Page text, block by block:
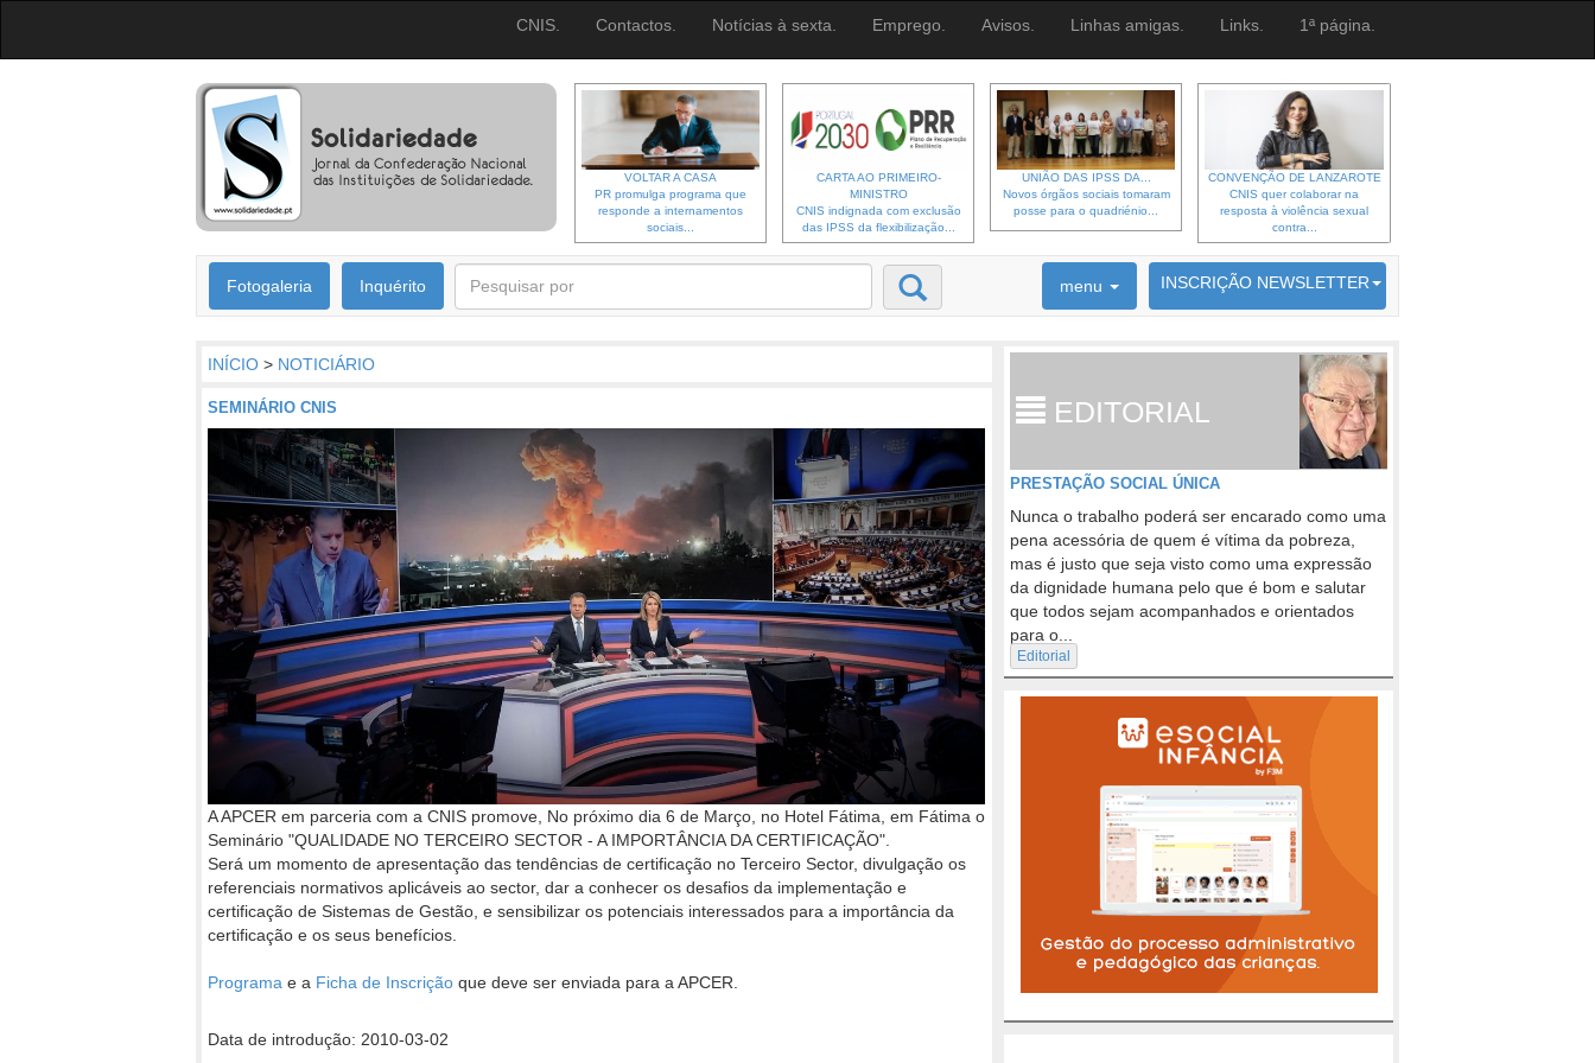
CNIS. Contactos. Notícias à sexta. Emprego. Avisos. Linhas amigas. Links. 1ª página.
VOLTAR A CASA
PR promulga programa que
responde a internamentos
sociais...
CARTA AO PRIMEIRO-
MINISTRO
CNIS indignada com exclusão
das IPSS da flexibilização...
UNIÃO DAS IPSS DA...
Novos órgãos sociais tomaram
posse para o quadriénio...
CONVENÇÃO DE LANZAROTE
CNIS quer colaborar na
resposta à violência sexual
contra...
Fotogaleria Inquérito menu INSCRIÇÃO NEWSLETTER
6692 membros inscritos
INÍCIO > NOTICIÁRIO
SEMINÁRIO CNIS
A APCER em parceria com a CNIS promove, No próximo dia 6 de Março, no Hotel Fátima, em Fátima o
Seminário "QUALIDADE NO TERCEIRO SECTOR - A IMPORTÂNCIA DA CERTIFICAÇÃO".
Será um momento de apresentação das tendências de certificação no Terceiro Sector, divulgação os
referenciais normativos aplicáveis ao sector, dar a conhecer os desafios da implementação e
certificação de Sistemas de Gestão, e sensibilizar os potenciais interessados para a importância da
certificação e os seus benefícios.
Programa e a Ficha de Inscrição que deve ser enviada para a APCER.
Data de introdução: 2010-03-02
EDITORIAL
PRESTAÇÃO SOCIAL ÚNICA
Nunca o trabalho poderá ser encarado como uma
pena acessória de quem é vítima da pobreza,
mas é justo que seja visto como uma expressão
da dignidade humana pelo que é bom e salutar
que todos sejam acompanhados e orientados
para o...
Editorial